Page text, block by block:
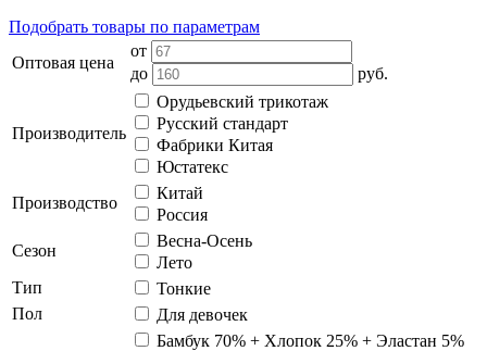
Подобрать товары по параметрам
Оптовая цена
от
до
руб.
Производитель
Орудьевский трикотаж
Русский стандарт
Фабрики Китая
Юстатекс
Производство
Китай
Россия
Сезон
Весна-Осень
Лето
Тип
Тонкие
Пол
Для девочек
Бамбук 70% + Хлопок 25% + Эластан 5%